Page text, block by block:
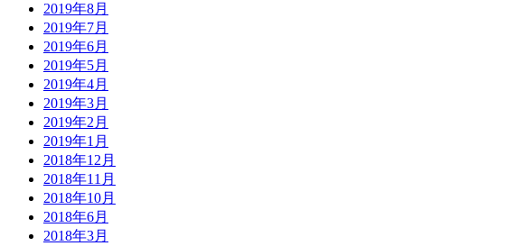
2019年8月
2019年7月
2019年6月
2019年5月
2019年4月
2019年3月
2019年2月
2019年1月
2018年12月
2018年11月
2018年10月
2018年6月
2018年3月